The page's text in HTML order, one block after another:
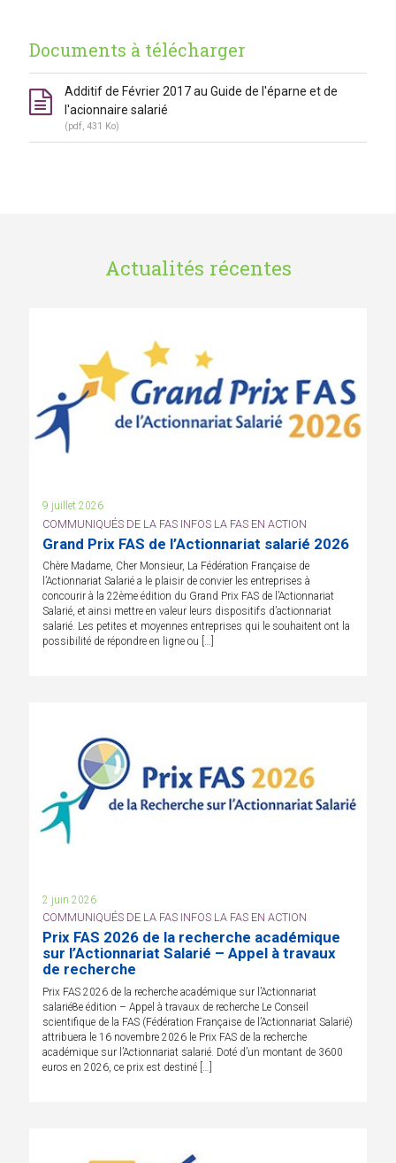
Documents à télécharger
Additif de Février 2017 au Guide de l'éparne et de
l'acionnaire salarié
(pdf, 431 Ko)
Actualités récentes
9 juillet 2026
COMMUNIQUÉS DE LA FAS INFOS LA FAS EN ACTION
Grand Prix FAS de l’Actionnariat salarié 2026
Chère Madame, Cher Monsieur, La Fédération Française de
l’Actionnariat Salarié a le plaisir de convier les entreprises à
concourir à la 22ème édition du Grand Prix FAS de l’Actionnariat
Salarié, et ainsi mettre en valeur leurs dispositifs d’actionnariat
salarié. Les petites et moyennes entreprises qui le souhaitent ont la
possibilité de répondre en ligne ou […]
2 juin 2026
COMMUNIQUÉS DE LA FAS INFOS LA FAS EN ACTION
Prix FAS 2026 de la recherche académique
sur l’Actionnariat Salarié – Appel à travaux
de recherche
Prix FAS 2026 de la recherche académique sur l’Actionnariat
salarié8e édition – Appel à travaux de recherche Le Conseil
scientifique de la FAS (Fédération Française de l’Actionnariat Salarié)
attribuera le 16 novembre 2026 le Prix FAS de la recherche
académique sur l’Actionnariat salarié. Doté d’un montant de 3600
euros en 2026, ce prix est destiné […]